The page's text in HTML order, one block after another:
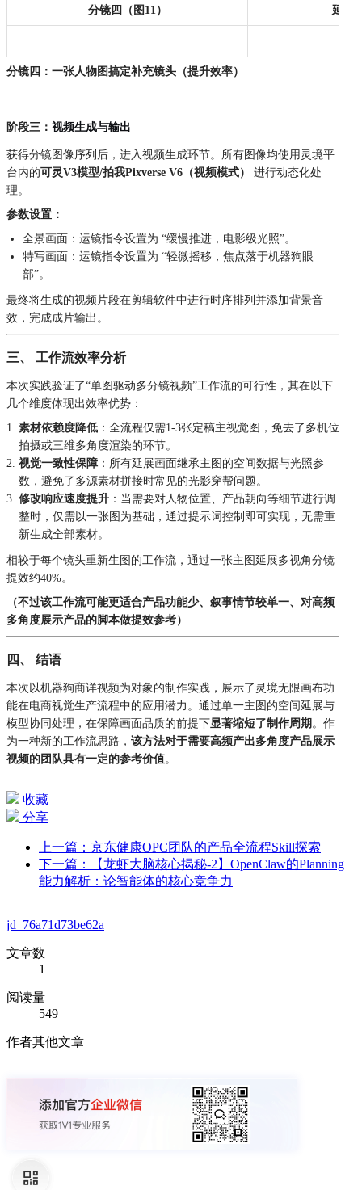
分镜四（图11） 延展
分镜四：一张人物图搞定补充镜头（提升效率）
阶段三： 视频生成与输出
获得分镜图像序列后，进入视频生成环节。所有图像均使用灵境平
台内的可灵V3模型/拍我Pixverse V6（视频模式）
进行动态化处
理。
参数设置：
全景画面：运镜指令设置为 “缓慢推进，电影级光照”。
特写画面：运镜指令设置为 “轻微摇移，焦点落于机器狗眼
部”。
最终将生成的视频片段在剪辑软件中进行时序排列并添加背景音
效，完成成片输出。
三、 工作流效率分析
本次实践验证了“单图驱动多分镜视频”工作流的可行性，其在以下
几个维度体现出效率优势：
素材依赖度降低 ：全流程仅需1-3张定稿主视觉图，免去了多机位
拍摄或三维多角度渲染的环节。
视觉一致性保障 ：所有延展画面继承主图的空间数据与光照参
数，避免了多源素材拼接时常见的光影穿帮问题。
修改响应速度提升 ：当需要对人物位置、产品朝向等细节进行调
整时，仅需以一张图为基础，通过提示词控制即可实现，无需重
新生成全部素材。
相较于每个镜头重新生图的工作流，通过一张主图延展多视角分镜
提效约40%。
（不过该工作流可能更适合产品功能少、叙事情节较单一、对高频
多角度展示产品的脚本做提效参考）
四、 结语
本次以机器狗商详视频为对象的制作实践，展示了灵境无限画布功
能在电商视觉生产流程中的应用潜力。通过单一主图的空间延展与
模型协同处理，在保障画面品质的前提下显著缩短了制作周期 。作
为一种新的工作流思路， 该方法对于需要高频产出多角度产品展示
视频的团队具有一定的参考价值。
收藏
分享
上一篇：京东健康OPC团队的产品全流程Skill探索
下一篇：【龙虾大脑核心揭秘-2】OpenClaw的Planning
能力解析：论智能体的核心竞争力
jd_76a71d73be62a
文章数
1
阅读量
549
作者其他文章